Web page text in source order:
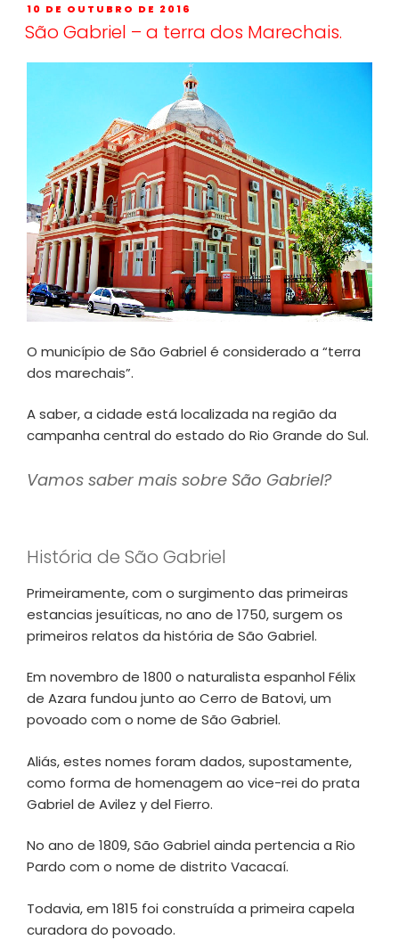
10 DE OUTUBRO DE 2016
São Gabriel – a terra dos Marechais.
O município de São Gabriel é considerado a “terra
dos marechais”.
A saber, a cidade está localizada na região da
campanha central do estado do Rio Grande do Sul.
Vamos saber mais sobre São Gabriel?
História de São Gabriel
Primeiramente, com o surgimento das primeiras
estancias jesuíticas, no ano de 1750, surgem os
primeiros relatos da história de São Gabriel.
Em novembro de 1800 o naturalista espanhol Félix
de Azara fundou junto ao Cerro de Batovi, um
povoado com o nome de São Gabriel.
Aliás, estes nomes foram dados, supostamente,
como forma de homenagem ao vice-rei do prata
Gabriel de Avilez y del Fierro.
No ano de 1809, São Gabriel ainda pertencia a Rio
Pardo com o nome de distrito Vacacaí.
Todavia, em 1815 foi construída a primeira capela
curadora do povoado.